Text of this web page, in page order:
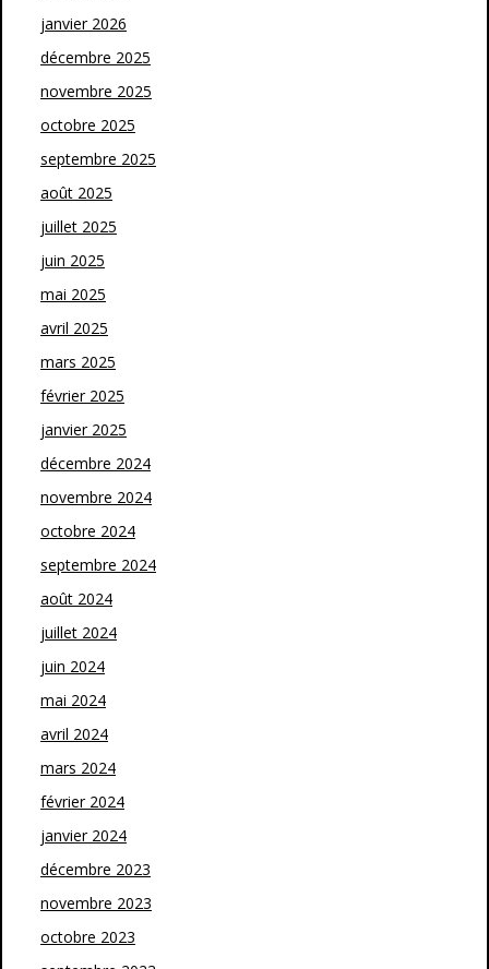
janvier 2026
décembre 2025
novembre 2025
octobre 2025
septembre 2025
août 2025
juillet 2025
juin 2025
mai 2025
avril 2025
mars 2025
février 2025
janvier 2025
décembre 2024
novembre 2024
octobre 2024
septembre 2024
août 2024
juillet 2024
juin 2024
mai 2024
avril 2024
mars 2024
février 2024
janvier 2024
décembre 2023
novembre 2023
octobre 2023